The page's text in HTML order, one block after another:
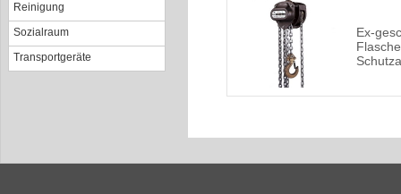
Reinigung
Sozialraum
Transportgeräte
Ex-